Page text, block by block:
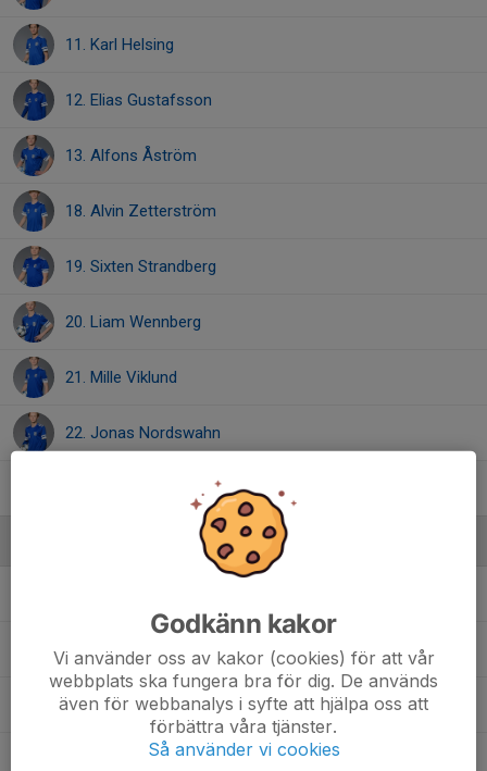
11. Karl Helsing
12. Elias Gustafsson
13. Alfons Åström
18. Alvin Zetterström
19. Sixten Strandberg
20. Liam Wennberg
21. Mille Viklund
22. Jonas Nordswahn
Fredrik Wallström Tränare
Jessica WennbergLagledare
Magnus GustavssonTränare
Godkänn kakor
Vi använder oss av kakor (cookies) för att vår
webbplats ska fungera bra för dig. De används
även för webbanalys i syfte att hjälpa oss att
förbättra våra tjänster.
Så använder vi cookies